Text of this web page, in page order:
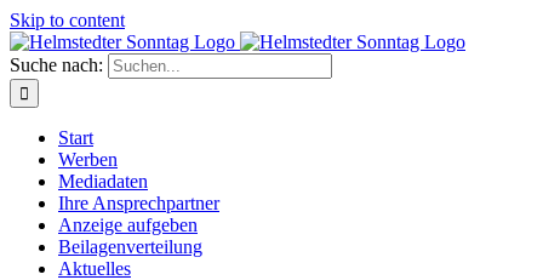
Skip to content
Suche nach:
Start
Werben
Mediadaten
Ihre Ansprechpartner
Anzeige aufgeben
Beilagenverteilung
Aktuelles